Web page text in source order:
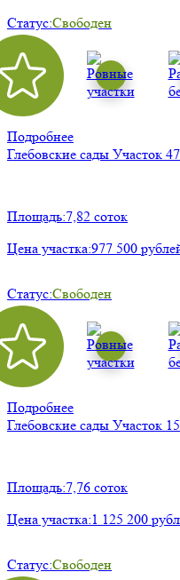
Статус:Свободен
Подробнее
Глебовские сады Участок
Площадь:7,82 соток
Цена участка:977 500
Статус:Свободен
Подробнее
Глебовские сады Участок
Площадь:7,76 соток
Цена участка:1 125 200
Статус:Свободен